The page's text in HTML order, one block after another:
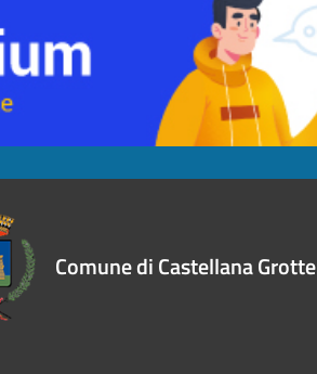
Comune di Castellana Grotte